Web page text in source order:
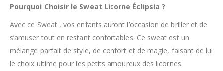
Pourquoi Choisir le Sweat Licorne Éclipsia ?
Avec ce Sweat , vos enfants auront l’occasion de briller et de
s’amuser tout en restant confortables. Ce sweat est un
mélange parfait de style, de confort et de magie, faisant de lui
le choix ultime pour les petits amoureux des licornes.